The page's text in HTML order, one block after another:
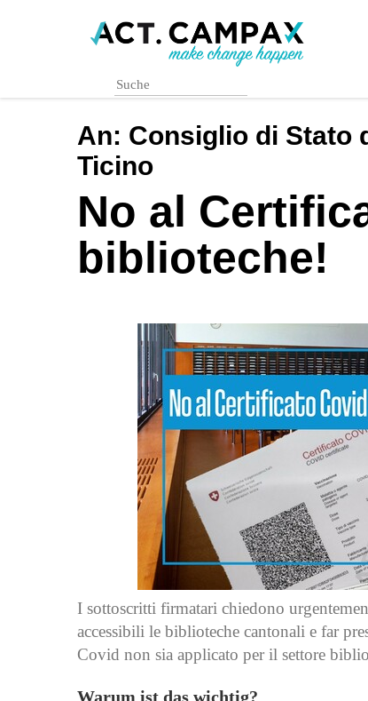
An: Consiglio di Stato
Ticino
No al
biblioteche!
I sottoscritti firmatari chiedono
accessibili le biblioteche cantonali e far
Covid non sia applicato per il settore
Warum ist das wichtig?